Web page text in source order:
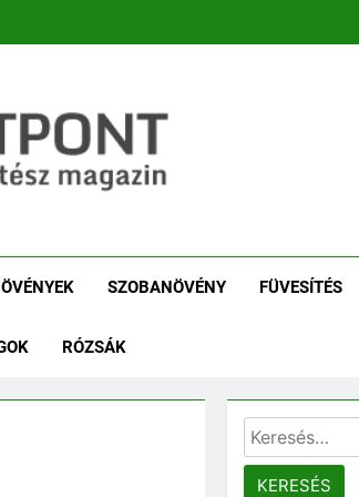
SZOBANÖVÉNY FÜVESÍTÉS
RÓZSÁK
Keresés: